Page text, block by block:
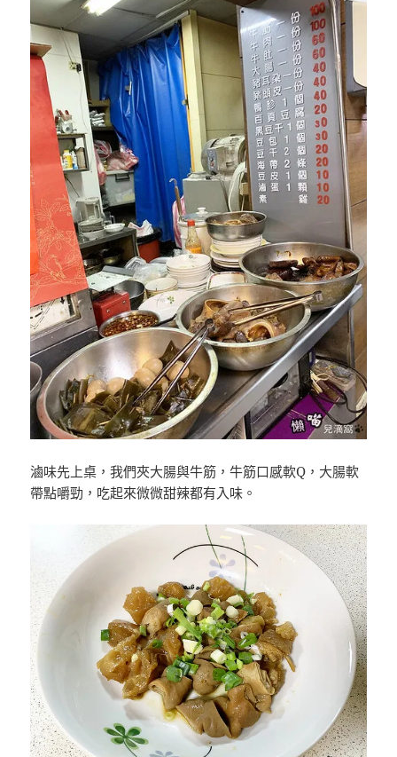
滷味先上桌，我們夾大腸與牛筋，牛筋口感軟Q，大腸軟
帶點嚼勁，吃起來微微甜辣都有入味。